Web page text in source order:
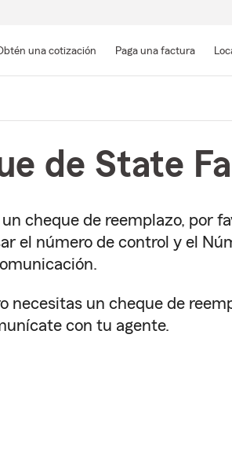
contenido
una cotización Paga una factura
de State
un cheque de reemplazo, por
el número de control y el
un cheque de
con tu agente.